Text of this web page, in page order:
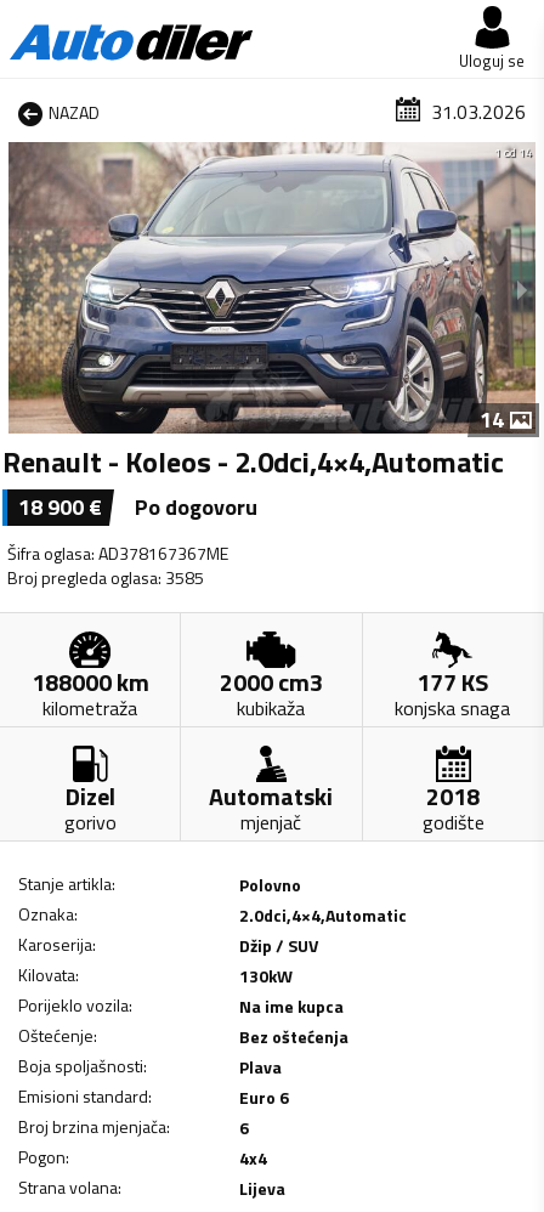
Uloguj se
NAZAD 31.03.2026
1 od 14
14
Renault - Koleos - 2.0dci,4×4,Automatic
18 900€ Po dogovoru
Šifra oglasa:AD378167367ME
Broj pregleda oglasa: 3585
188000km
kilometraža
2000cm3
kubikaža
177KS
konjska snaga
Dizel
gorivo
Automatski
mjenjač
2018
godište
Stanje artikla:
Polovno
Oznaka:
2.0dci,4×4,Automatic
Karoserija:
Džip / SUV
Kilovata: 130kW
Porijeklo vozila:
Na ime kupca
Oštećenje:
Bez oštećenja
Boja spoljašnosti:
Plava
Emisioni standard:
Euro 6
Broj brzina mjenjača:
6
Pogon:
4x4
Strana volana: Lijeva